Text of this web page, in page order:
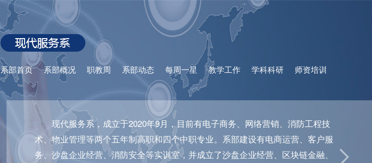
系部首页 系部概况 职教周 系部动态 每周一星 教学工作 学科科研 师资培训
现代服务系，成立于2020年9月，目前有电子商务、网络营销、消防工程技
术、物业管理等两个五年制高职和四个中职专业。系部建设有电商运营、客户服
务、沙盘企业经营、消防安全等实训室，并成立了沙盘企业经营、区块链金融、